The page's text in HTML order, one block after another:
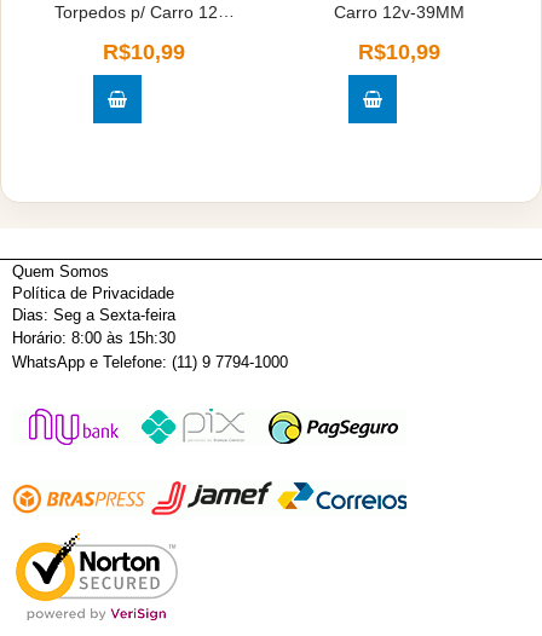
Torpedos p/ Carro 12v-
R$10,99
Carro 12v-39MM
R$10,99
Quem Somos
Política de Privacidade
Dias: Seg a Sexta-feira
Horário: 8:00 às 15h:30
WhatsApp e Telefone: (11) 9 7794-1000